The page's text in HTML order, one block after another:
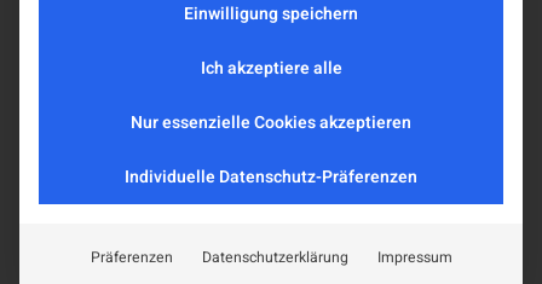
Einwilligung speichern
Ich akzeptiere alle
Nur essenzielle Cookies akzeptieren
Individuelle Datenschutz-Präferenzen
Präferenzen Datenschutzerklärung Impressum